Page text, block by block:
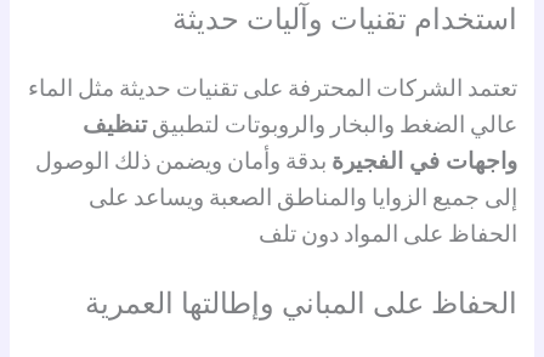
استخدام تقنيات وآليات حديثة
تعتمد الشركات المحترفة على تقنيات حديثة مثل الماء
عالي الضغط والبخار والروبوتات لتطبيقتنظيف
واجهات في الفجيرة بدقة وأمان ويضمن ذلك الوصول
إلى جميع الزوايا والمناطق الصعبة ويساعد على
الحفاظ على المواد دون تلف
الحفاظ على المباني وإطالتها العمرية